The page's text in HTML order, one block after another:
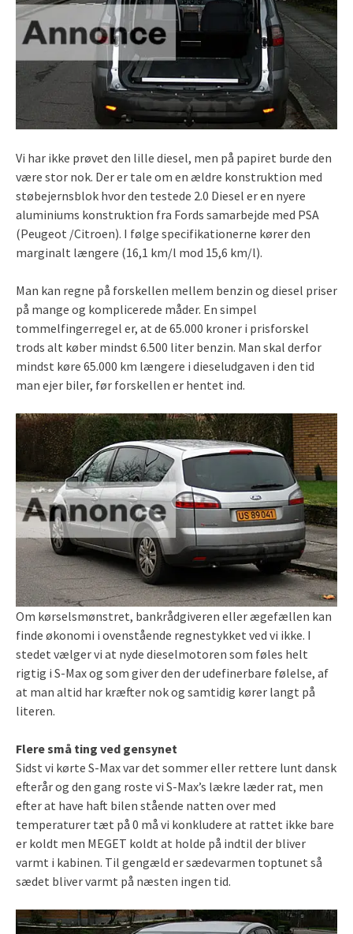
Vi har ikke prøvet den lille diesel, men på papiret burde den
være stor nok. Der er tale om en ældre konstruktion med
støbejernsblok hvor den testede 2.0 Diesel er en nyere
aluminiums konstruktion fra Fords samarbejde med PSA
(Peugeot /Citroen). I følge specifikationerne kører den
marginalt længere (16,1 km/l mod 15,6 km/l).
Man kan regne på forskellen mellem benzin og diesel priser
på mange og komplicerede måder. En simpel
tommelfingerregel er, at de 65.000 kroner i prisforskel
trods alt køber mindst 6.500 liter benzin. Man skal derfor
mindst køre 65.000 km længere i dieseludgaven i den tid
man ejer biler, før forskellen er hentet ind.
Om kørselsmønstret, bankrådgiveren eller ægefællen kan
finde økonomi i ovenstående regnestykket ved vi ikke. I
stedet vælger vi at nyde dieselmotoren som føles helt
rigtig i S-Max og som giver den der udefinerbare følelse, af
at man altid har kræfter nok og samtidig kører langt på
literen.
Flere små ting ved gensynet
Sidst vi kørte S-Max var det sommer eller rettere lunt dansk
efterår og den gang roste vi S-Max’s lækre læder rat, men
efter at have haft bilen stående natten over med
temperaturer tæt på 0 må vi konkludere at rattet ikke bare
er koldt men MEGET koldt at holde på indtil der bliver
varmt i kabinen. Til gengæld er sædevarmen toptunet så
sædet bliver varmt på næsten ingen tid.